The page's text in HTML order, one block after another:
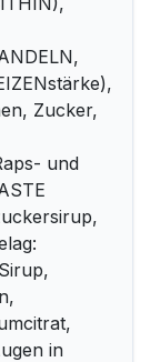
Zucker,
und
in